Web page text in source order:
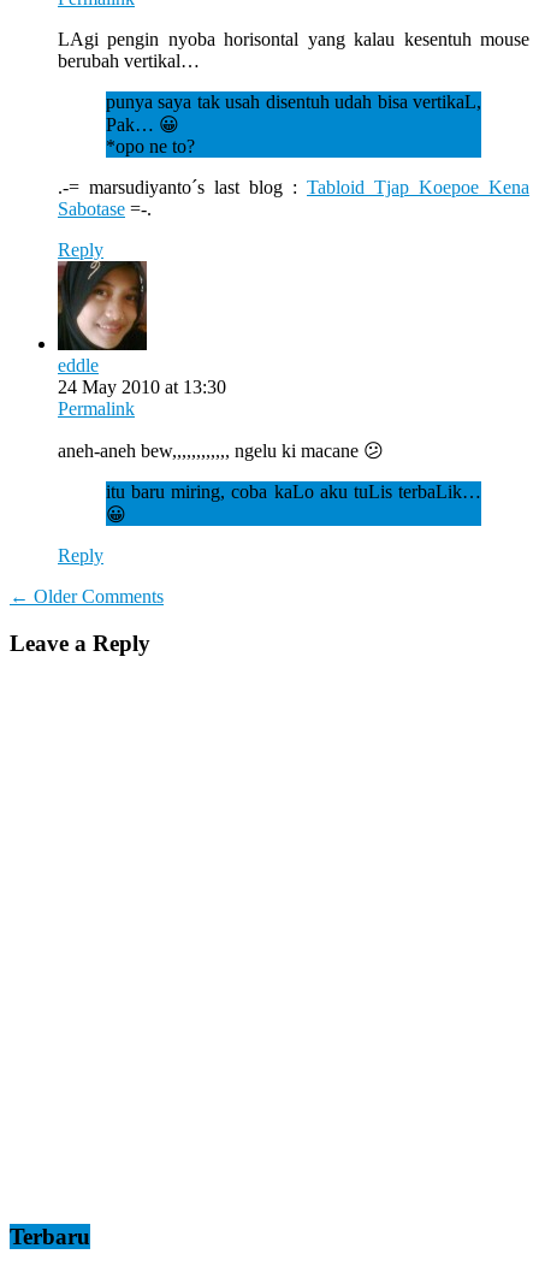
LAgi pengin nyoba horisontal yang kalau kesentuh mouse
berubah vertikal…
punya saya tak usah disentuh udah bisa vertikaL,
Pak… 😀
*opo ne to?
.-= marsudiyanto´s last blog : Tabloid Tjap Koepoe Kena
Sabotase =-.
Reply
eddle
24 May 2010 at 13:30
Permalink
aneh-aneh bew,,,,,,,,,,,, ngelu ki macane 😕
itu baru miring, coba kaLo aku tuLis terbaLik…
😀
Reply
Comment
← Older Comments
Leave a Reply
Terbaru